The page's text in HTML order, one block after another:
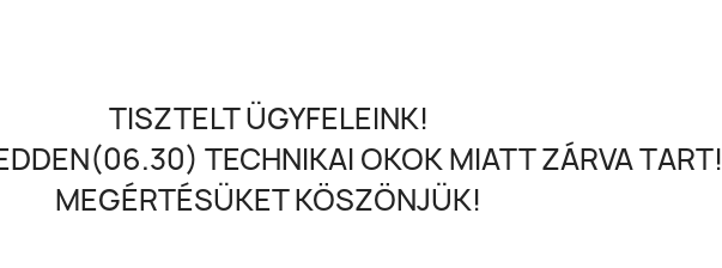
TISZTELT ÜGYFELEINK!
TECHNIKAI OKOK MIATT ZÁRVA TART!
MEGÉRTÉSÜKET KÖSZÖNJÜK!